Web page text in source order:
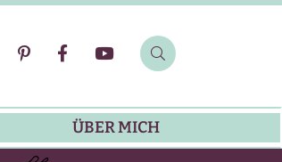
ÜBER MICH